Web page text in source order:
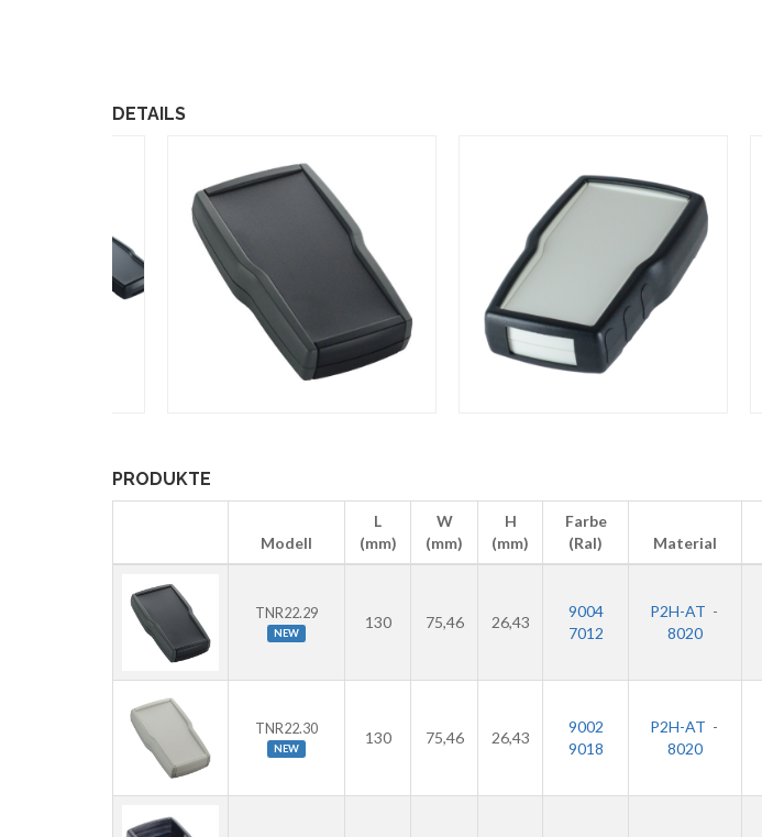
DETAILS
PRODUKTE
Modell
L
(mm)
W
(mm)
H
(mm)
Farbe
(Ral)
Material
TNR22.29
NEW
130 75,46 26,43
9004
7012
P2H-AT -
8020
TNR22.30
NEW
130 75,46 26,43
9002
9018
P2H-AT -
8020